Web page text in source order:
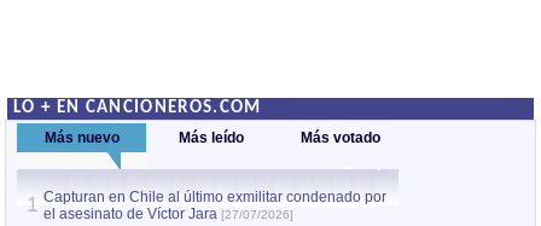
LO + EN CANCIONEROS.COM
Más nuevo Más leído Más votado
1 Capturan en Chile al último exmilitar condenado por
el asesinato de Víctor Jara [27/07/2026]